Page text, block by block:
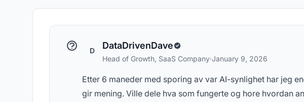
Sentrale begreper og
Svar på vanlige spørsmål
D DataDrivenDave
Head of Growth, SaaS Company·January 9, 2026
Etter 6 maneder med sporing av var AI-synlighet har jeg
gir mening. Ville dele hva som fungerte og hore hvordan